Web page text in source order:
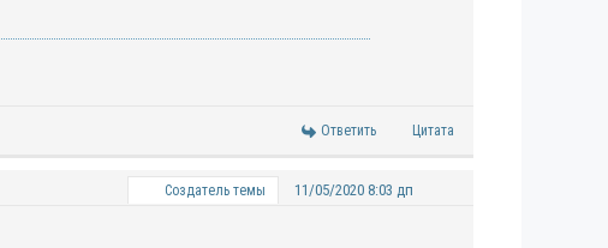
Ответить Цитата
Создатель темы 11/05/2020 8:03 дп